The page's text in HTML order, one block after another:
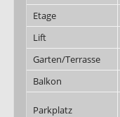
Etage
Lift
Garten/Terrasse
Balkon
Parkplatz